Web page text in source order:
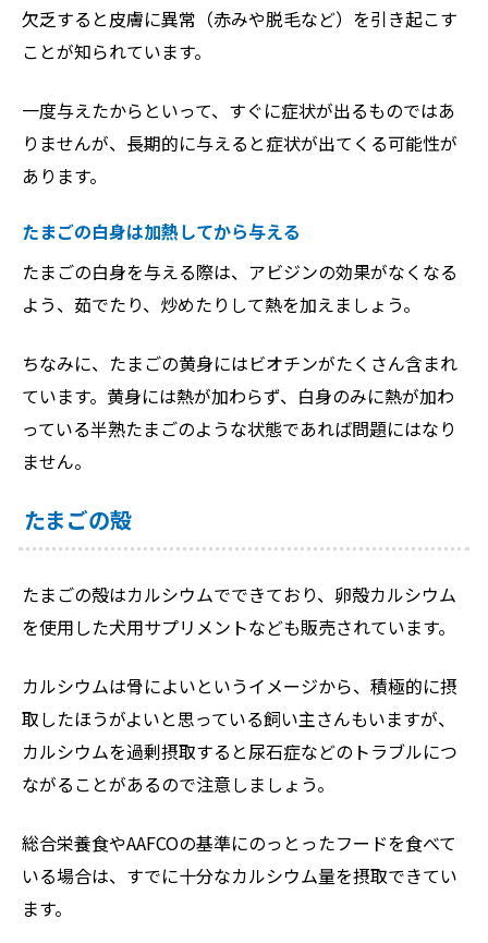
欠乏すると皮膚に異常（赤みや脱毛など）を引き起こす
ことが知られています。
一度与えたからといって、すぐに症状が出るものではあ
りませんが、長期的に与えると症状が出てくる可能性が
あります。
たまごの白身は加熱してから与える
たまごの白身を与える際は、アビジンの効果がなくなる
よう、茹でたり、炒めたりして熱を加えましょう。
ちなみに、たまごの黄身にはビオチンがたくさん含まれ
ています。黄身には熱が加わらず、白身のみに熱が加わ
っている半熟たまごのような状態であれば問題にはなり
ません。
たまごの殻
たまごの殻はカルシウムでできており、卵殻カルシウム
を使用した犬用サプリメントなども販売されています。
カルシウムは骨によいというイメージから、積極的に摂
取したほうがよいと思っている飼い主さんもいますが、
カルシウムを過剰摂取すると尿石症などのトラブルにつ
ながることがあるので注意しましょう。
総合栄養食やAAFCOの基準にのっとったフードを食べて
いる場合は、すでに十分なカルシウム量を摂取できてい
ます。